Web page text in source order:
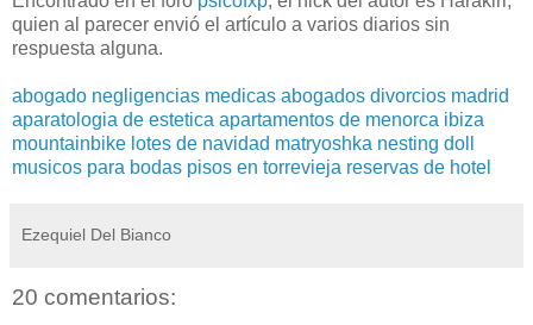
quien al parecer envió el artículo a varios diarios sin
respuesta alguna.
abogado negligencias medicas abogados divorcios madrid
aparatologia de estetica apartamentos de menorca ibiza
mountainbike lotes de navidad matryoshka nesting doll
musicos para bodas pisos en torrevieja reservas de hotel
Ezequiel Del Bianco
20 comentarios: